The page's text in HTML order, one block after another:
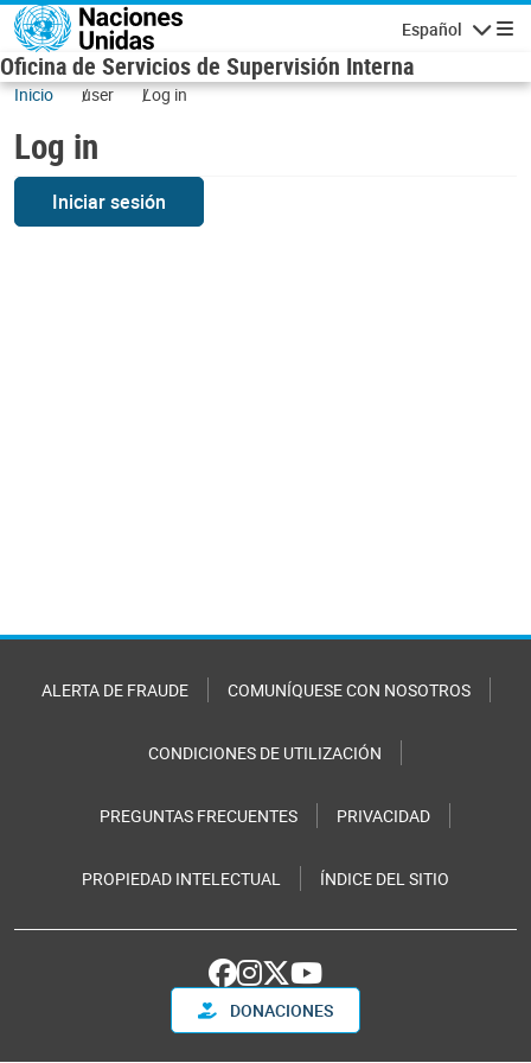
Skip to main content
Español
Oficina de Servicios de Supervisión Interna
Inicio user Log in
Log in
Iniciar sesión
ALERTA DE FRAUDE COMUNÍQUESE CON NOSOTROS
CONDICIONES DE UTILIZACIÓN
PREGUNTAS FRECUENTES PRIVACIDAD
PROPIEDAD INTELECTUAL ÍNDICE DEL SITIO
DONACIONES